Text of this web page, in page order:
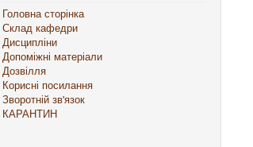
Головна сторінка
Склад кафедри
Дисципліни
Допоміжні матеріали
Дозвілля
Корисні посилання
Зворотній зв'язок
КАРАНТИН